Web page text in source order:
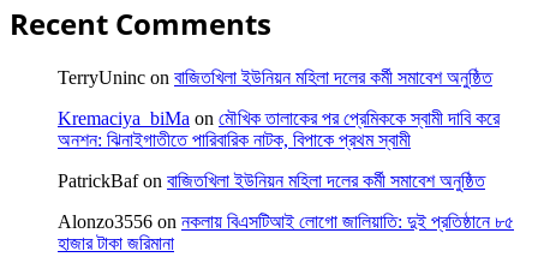
Recent Comments
TerryUninc on বাজিতখিলা ইউনিয়ন মহিলা দলের কর্মী সমাবেশ অনুষ্ঠিত
Kremaciya_biMa on মৌখিক তালাকের পর প্রেমিককে স্বামী দাবি করে
অনশন: ঝিনাইগাতীতে পারিবারিক নাটক, বিপাকে প্রথম স্বামী
PatrickBafon বাজিতখিলা ইউনিয়ন মহিলা দলের কর্মী সমাবেশ অনুষ্ঠিত
Alonzo3556 on নকলায় বিএসটিআই লোগো জালিয়াতি: দুই প্রতিষ্ঠানে ৮৫
হাজার টাকা জরিমানা